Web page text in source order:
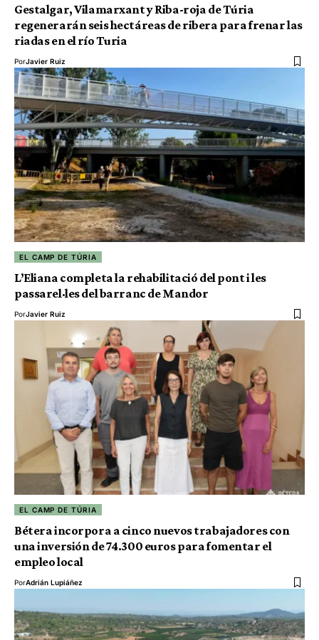
Gestalgar, Vilamarxant y Riba-roja de Túria
regenerarán seis hectáreas de ribera para frenar las
riadas en el río Turia
PorJavier Ruiz
EL CAMP DE TÚRIA
L’Eliana completa la rehabilitació del pont i les
passarel·les del barranc de Mandor
PorJavier Ruiz
EL CAMP DE TÚRIA
Bétera incorpora a cinco nuevos trabajadores con
una inversión de 74.300 euros para fomentar el
empleo local
PorAdrián Lupiáñez